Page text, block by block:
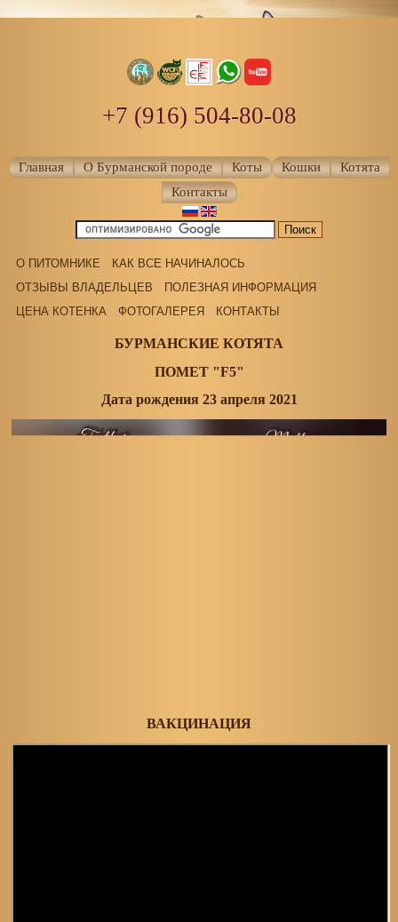
+7 (916) 504-80-08
Главная О Бурманской породе Коты Кошки
Котята
Контакты
О ПИТОМНИКЕ
КАК ВСЕ НАЧИНАЛОСЬ
ОТЗЫВЫ ВЛАДЕЛЬЦЕВ
ПОЛЕЗНАЯ ИНФОРМАЦИЯ
ЦЕНА КОТЕНКА
ФОТОГАЛЕРЕЯ КОНТАКТЫ
БУРМАНСКИЕ КОТЯТА
ПОМЕТ "F5"
Дата рождения 23 апреля 2021
ВАКЦИНАЦИЯ